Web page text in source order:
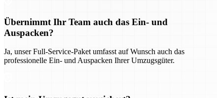
Übernimmt Ihr Team auch das Ein- und
Auspacken?
Ja, unser Full-Service-Paket umfasst auf Wunsch auch das
professionelle Ein- und Auspacken Ihrer Umzugsgüter.